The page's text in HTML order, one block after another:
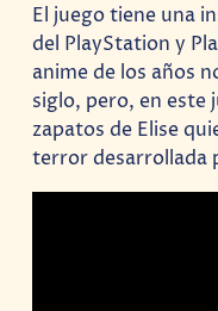
El juego tiene una
del PlayStation y
anime de los años
siglo, pero, en este
zapatos de Elise
terror desarrollada